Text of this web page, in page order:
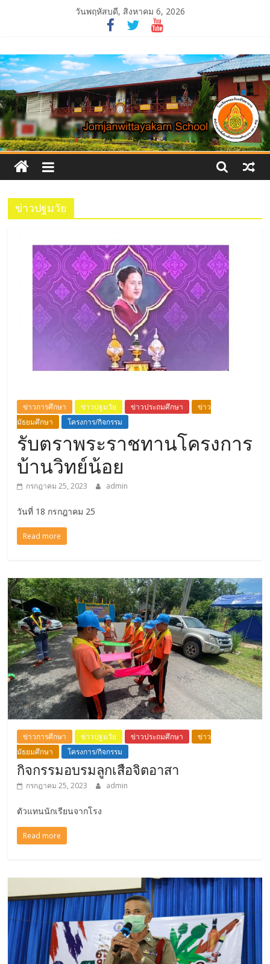
วันพฤหัสบดี, สิงหาคม 6, 2026
โรงเรียน
จอม
จันทร์
วิทยาคาร
ข่าวปฐมวัย
ข่าวการศึกษา ข่าวปฐมวัย ข่าวประถมศึกษา
ข่าว
มัธยมศึกษา
โครงการ/กิจกรรม
รับตราพระราชทานโครงการ
บ้านวิทย์น้อย
กรกฎาคม 25, 2023 admin
วันที่ 18 กรกฎาคม 25
Read more
ข่าวการศึกษา ข่าวปฐมวัย ข่าวประถมศึกษา
ข่าว
มัธยมศึกษา
โครงการ/กิจกรรม
กิจกรรมอบรมลูกเสือจิตอาสา
กรกฎาคม 25, 2023 admin
ตัวแทนนักเรียนจากโรง
Read more